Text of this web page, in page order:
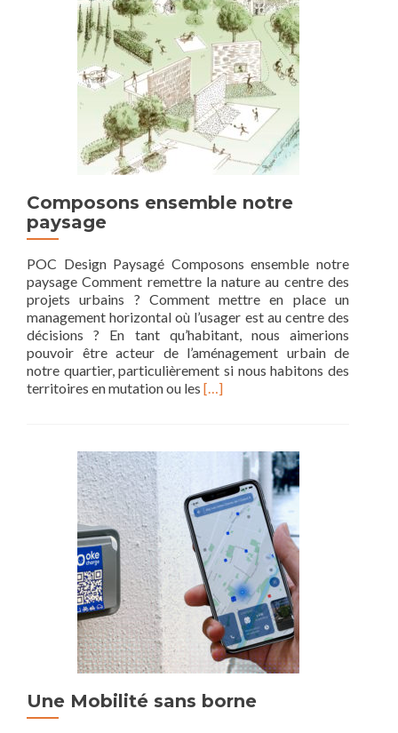
Composons ensemble notre
paysage
POC Design Paysagé Composons ensemble notre
paysage Comment remettre la nature au centre des
projets urbains ? Comment mettre en place un
management horizontal où l’usager est au centre des
décisions ? En tant qu’habitant, nous aimerions
pouvoir être acteur de l’aménagement urbain de
notre quartier, particulièrement si nous habitons des
territoires en mutation ou les Read
ensemble
paysage
[…]
Une Mobilité sans borne